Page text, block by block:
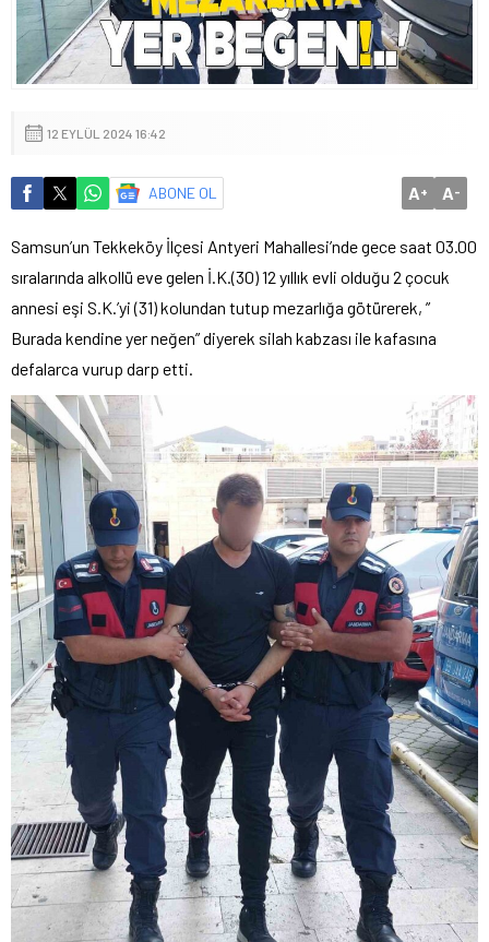
12 EYLÜL 2024 16:42
ABONE OL A+ A-
Samsun’un Tekkeköy İlçesi Antyeri Mahallesi’nde gece saat 03.00
sıralarında alkollü eve gelen İ.K.(30) 12 yıllık evli olduğu 2 çocuk
annesi eşi S.K.’yi (31) kolundan tutup mezarlığa götürerek, ”
Burada kendine yer neğen” diyerek silah kabzası ile kafasına
defalarca vurup darp etti.